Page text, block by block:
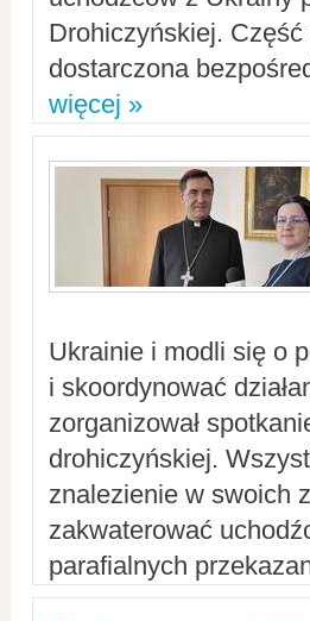
Drohiczyńskiej.
dostarczona
więcej »
Ukrainie i modli się o
i skoordynować
zorganizował
drohiczyńskiej.
znalezienie w swoich
zakwaterować
parafialnych